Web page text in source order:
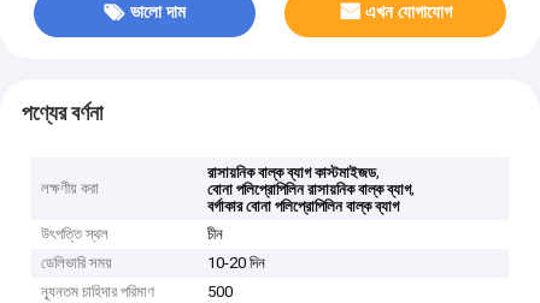
ভালো দাম এখন যোগাযোগ
পণ্যের বর্ণনা
লক্ষণীয় করা
রাসায়নিক বাল্ক ব্যাগ কাস্টমাইজড,
বোনা পলিপ্রোপিলিন রাসায়নিক বাল্ক ব্যাগ,
বর্গাকার বোনা পলিপ্রোপিলিন বাল্ক ব্যাগ
উৎপত্তি স্থল
চীন
ডেলিভারি সময়
10-20 দিন
ন্যূনতম চাহিদার পরিমাণ
500